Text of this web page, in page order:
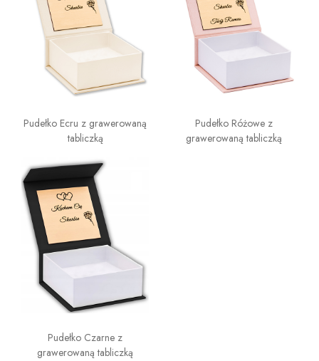
Pudełko Ecru z grawerowaną
tabliczką
Pudełko Różowe z
grawerowaną tabliczką
Pudełko Czarne z
grawerowaną tabliczką